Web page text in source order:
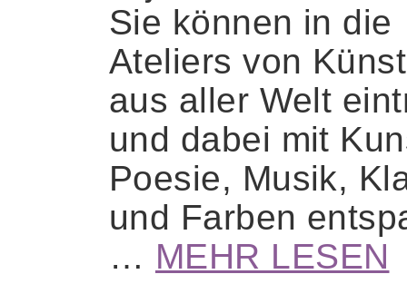
Sie können in die
Ateliers von
aus aller Welt
und dabei mit
Poesie, Musik,
und Farben
… MEHR LESEN